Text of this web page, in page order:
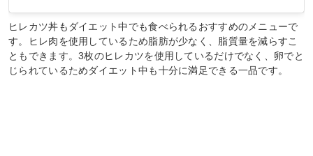
ヒレカツ丼もダイエット中でも食べられるおすすめのメニューで
す。ヒレ肉を使用しているため脂肪が少なく、脂質量を減らすこ
ともできます。3枚のヒレカツを使用しているだけでなく、卵でと
じられているためダイエット中も十分に満足できる一品です。